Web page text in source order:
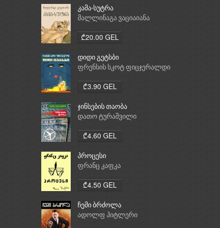
კამა-სუტრა
მალლინაგა ვაციაიანა
₾20.00 GEL
დიდი გეტსბი
ფრენსის სკოტ ფიცჯერალდი
₾3.90 GEL
ჯინსების თაობა
დათო ტურაშვილი
₾4.60 GEL
პროცესი
ფრანც კაფკა
₾4.50 GEL
ჩემი ბრძოლა
ადოლფ ჰიტლერი